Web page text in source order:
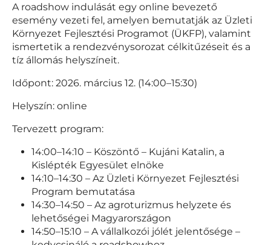
A roadshow indulását egy online bevezető
esemény vezeti fel, amelyen bemutatják az Üzleti
Környezet Fejlesztési Programot (ÜKFP), valamint
ismertetik a rendezvénysorozat célkitűzéseit és a
tíz állomás helyszíneit.
Időpont: 2026. március 12. (14:00–15:30)
Helyszín: online
Tervezett program:
14:00–14:10 – Köszöntő – Kujáni Katalin, a
Kislépték Egyesület elnöke
14:10–14:30 – Az Üzleti Környezet Fejlesztési
Program bemutatása
14:30–14:50 – Az agroturizmus helyzete és
lehetőségei Magyarországon
14:50–15:10 – A vállalkozói jólét jelentősége –